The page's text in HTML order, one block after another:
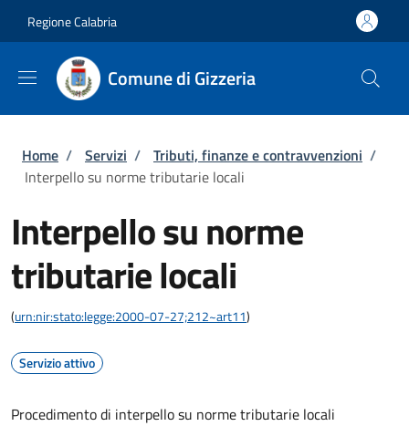
Regione Calabria
Comune di Gizzeria
Briciole di pane
Home / Servizi / Tributi, finanze e contravvenzioni /
Interpello su norme tributarie locali
Interpello su norme
tributarie locali
(urn:nir:stato:legge:2000-07-27;212~art11)
Servizio attivo
Procedimento di interpello su norme tributarie locali